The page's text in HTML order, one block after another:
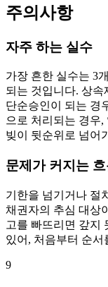
주의사항
자주 하는 실수
가장 흔한 실수는 3
되는 것입니다. 상
단순승인이 되는 경
으로 처리되는 경우
빚이 뒷순위로 넘어
문제가 커지는
기한을 넘기거나 절
채권자의 추심 대상
고를 빠뜨리면 갚지
있어, 처음부터 순
9